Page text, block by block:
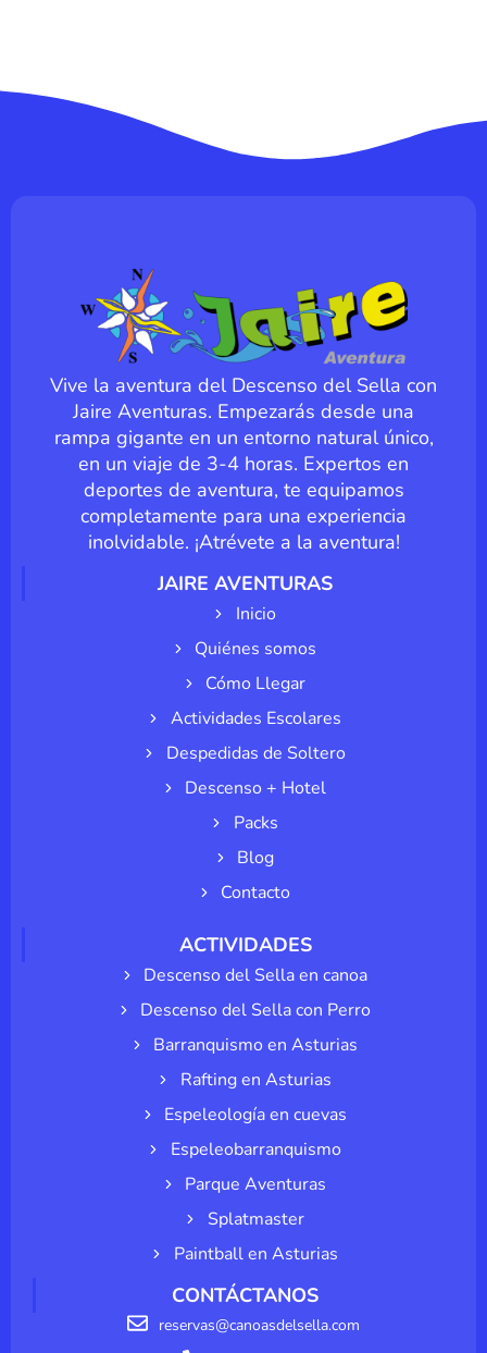
Vive la aventura del Descenso del Sella con
Jaire Aventuras. Empezarás desde una
rampa gigante en un entorno natural único,
en un viaje de 3-4 horas. Expertos en
deportes de aventura, te equipamos
completamente para una experiencia
inolvidable. ¡Atrévete a la aventura!
JAIRE AVENTURAS
Inicio
Quiénes somos
Cómo Llegar
Actividades Escolares
Despedidas de Soltero
Descenso + Hotel
Packs
Blog
Contacto
ACTIVIDADES
Descenso del Sella en canoa
Descenso del Sella con Perro
Barranquismo en Asturias
Rafting en Asturias
Espeleología en cuevas
Espeleobarranquismo
Parque Aventuras
Splatmaster
Paintball en Asturias
CONTÁCTANOS
reservas@canoasdelsella.com